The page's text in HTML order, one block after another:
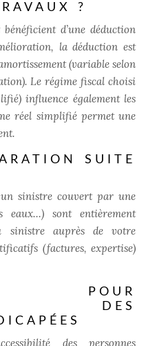
?
d’une déduction
la déduction est
(variable selon
Le régime fiscal choisi
influence également les
réel simplifié permet une
SUITE
sinistre couvert par une
eaux…) sont entièrement
sinistre auprès de votre
(factures, expertise)
POUR
DES
des personnes